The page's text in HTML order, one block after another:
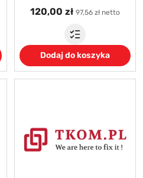
120,00 zł 97,56 zł netto
Dodaj do koszyka